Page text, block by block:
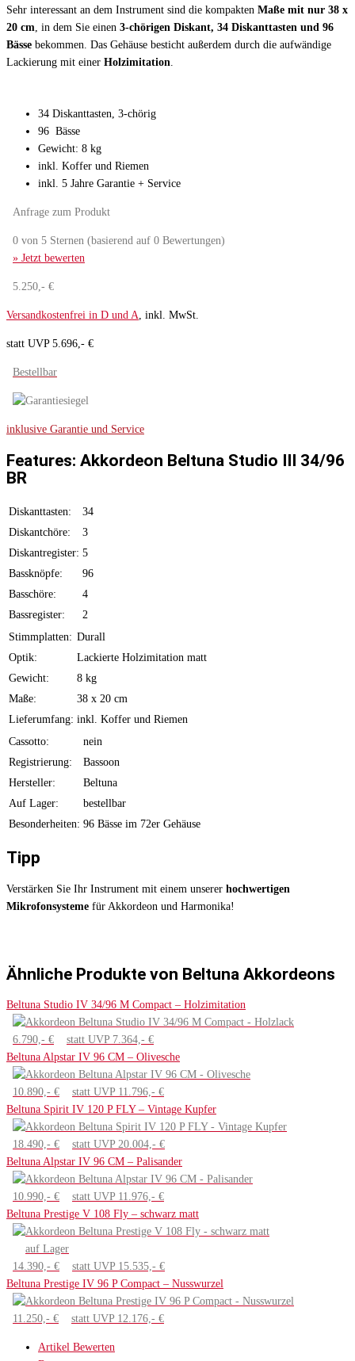
Sehr interessant an dem Instrument sind die kompakten Maße mit nur 38 x
20 cm , in dem Sie einen 3-chörigen Diskant, 34 Diskanttasten und 96
Bässe bekommen. Das Gehäuse besticht außerdem durch die aufwändige
Lackierung mit einer Holzimitation
34 Diskanttasten, 3-chörig
96 Bässe
Gewicht: 8 kg
inkl. Koffer und Riemen
inkl. 5 Jahre Garantie + Service
Anfrage zum Produkt
0 von 5 Sternen (basierend auf 0 Bewertungen)
» Jetzt bewerten
5.250,- €
Versandkostenfrei in D und A , inkl. MwSt.
statt UVP 5.696,- €
Bestellbar
inklusive Garantie und Service
Features: Akkordeon Beltuna Studio III 34/96
BR
Diskanttasten:
34
Diskantchöre:
3
Diskantregister: 5
Bassknöpfe:
96
Basschöre:
4
Bassregister:
2
Stimmplatten: Durall
Optik:
Lackierte Holzimitation matt
Gewicht:
8 kg
Maße:
38 x 20 cm
Lieferumfang: inkl. Koffer und Riemen
Cassotto:
nein
Registrierung:
Bassoon
Hersteller:
Beltuna
Auf Lager:
bestellbar
Besonderheiten: 96 Bässe im 72er Gehäuse
Tipp
Verstärken Sie Ihr Instrument mit einem unserer hochwertigen
Mikrofonsysteme für Akkordeon und Harmonika!
Ähnliche Produkte von Beltuna Akkordeons
Beltuna Studio IV 34/96 M Compact – Holzimitation
6.790,- €
statt UVP 7.364,- €
Beltuna Alpstar IV 96 CM – Olivesche
10.890,- €
statt UVP 11.796,- €
Beltuna Spirit IV 120 P FLY – Vintage Kupfer
18.490,- €
statt UVP 20.004,- €
Beltuna Alpstar IV 96 CM – Palisander
10.990,- €
statt UVP 11.976,- €
Beltuna Prestige V 108 Fly – schwarz matt
auf Lager
14.390,- €
statt UVP 15.535,- €
Beltuna Prestige IV 96 P Compact – Nusswurzel
11.250,- € statt UVP 12.176,- €
Artikel Bewerten